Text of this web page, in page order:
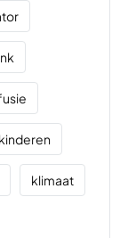
kinderen
klimaat